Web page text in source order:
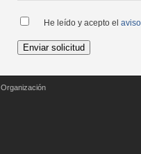
He leído y acepto el
Organización